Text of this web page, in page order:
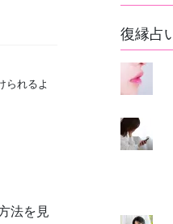
られるよ
法を見
復縁占